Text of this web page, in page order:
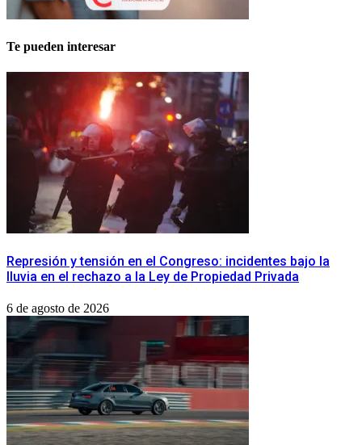
Te pueden interesar
Represión y tensión en el Congreso: incidentes bajo la
lluvia en el rechazo a la Ley de Propiedad Privada
6 de agosto de 2026